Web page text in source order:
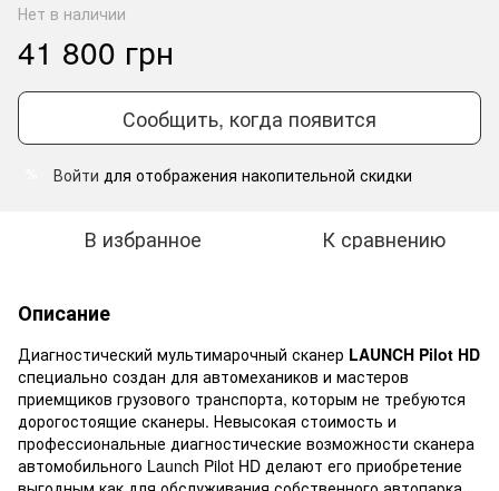
Нет в наличии
41 800 грн
Сообщить, когда появится
Войти для отображения накопительной скидки
В избранное К сравнению
Описание
Диагностический мультимарочный сканер LAUNCH Pilot HD
специально создан для автомехаников и мастеров
приемщиков грузового транспорта, которым не требуются
дорогостоящие сканеры. Невысокая стоимость и
профессиональные диагностические возможности сканера
автомобильного Launch Pilot HD делают его приобретение